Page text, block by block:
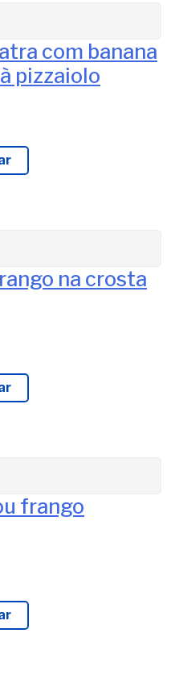
com banana
pizzaiolo
na crosta
frango